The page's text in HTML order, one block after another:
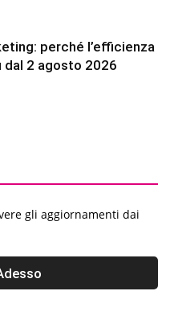
perché l’efficienza
dal 2 agosto 2026
gli aggiornamenti dai